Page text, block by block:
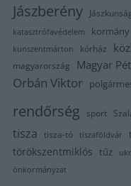
Jászberény
katasztrófavédelem kormány
kunszentmárton
kórház
magyarország Magyar
Orbán Viktor
rendőrség sport
tisza tisza-tó tiszaföldvár
törökszentmiklós tűz
önkormányzat